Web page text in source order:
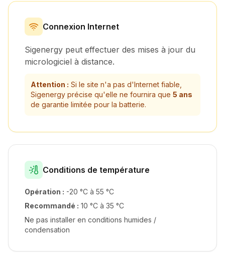
Connexion Internet
Sigenergy peut effectuer des mises à jour du
micrologiciel à distance.
Attention : Si le site n'a pas d'Internet fiable,
Sigenergy précise qu'elle ne fournira que 5 ans
de garantie limitée pour la batterie.
Conditions de température
Opération : -20 °C à 55 °C
Recommandé : 10 °C à 35 °C
Ne pas installer en conditions humides /
condensation